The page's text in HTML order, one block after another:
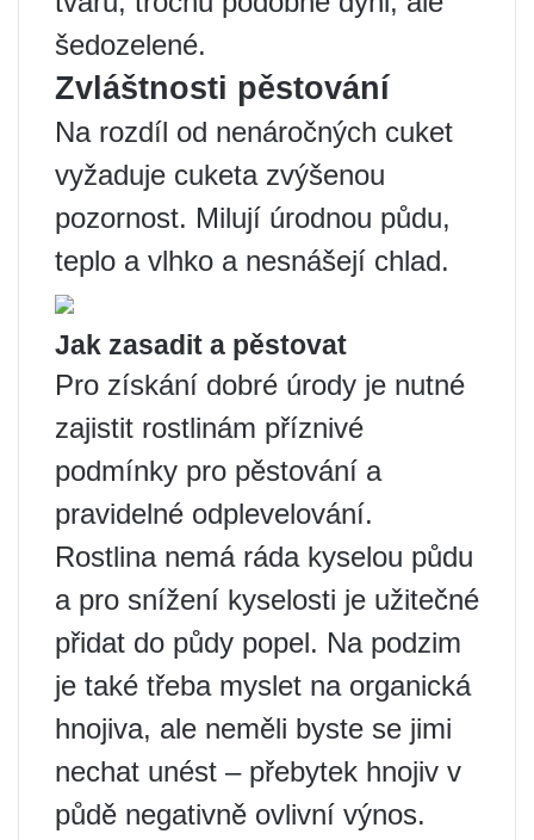
šedozelené.
Zvláštnosti pěstování
Na rozdíl od nenáročných cuket
vyžaduje cuketa zvýšenou
pozornost. Milují úrodnou půdu,
teplo a vlhko a nesnášejí chlad.
Jak zasadit a pěstovat
Pro získání dobré úrody je nutné
zajistit rostlinám příznivé
podmínky pro pěstování a
pravidelné odplevelování.
Rostlina nemá ráda kyselou půdu
a pro snížení kyselosti je užitečné
přidat do půdy popel. Na podzim
je také třeba myslet na organická
hnojiva, ale neměli byste se jimi
nechat unést – přebytek hnojiv v
půdě negativně ovlivní výnos.